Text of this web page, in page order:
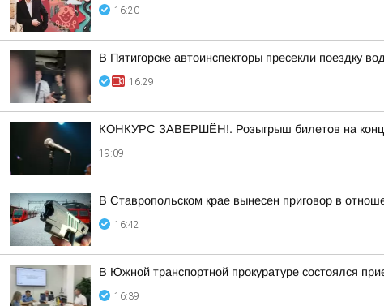
16:20
В Пятигорске автоинспекторы пресекли поездку
16:29
КОНКУРС ЗАВЕРШЁН!. Розыгрыш билетов на
19:09
В Ставропольском крае вынесен приговор в
16:42
В Южной транспортной прокуратуре состоялся
16:39